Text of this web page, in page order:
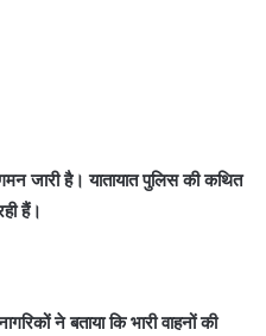
जारी है। यातायात पुलिस की कथित
हैं।
ने बताया कि भारी वाहनों की